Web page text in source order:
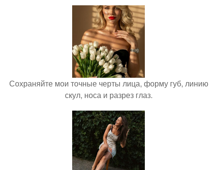
Сохраняйте мои точные черты лица, форму губ, линию
скул, носа и разрез глаз.